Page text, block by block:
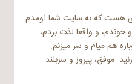
هست که به سایت شما اومدم
و واقعا لذت بردم،
هم میام و سر میزنم.
موفق، پیروز و سربلند